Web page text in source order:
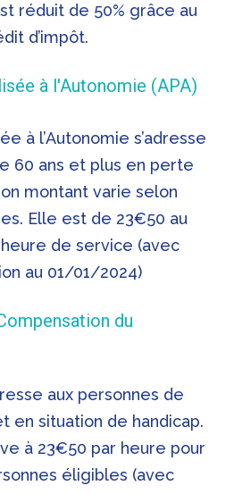
réduit de 50% grâce au
d’impôt.
à l'Autonomie (APA)
à l’Autonomie s’adresse
60 ans et plus en perte
montant varie selon
Elle est de 23€50 au
de service (avec
au 01/01/2024)
du
aux personnes de
en situation de handicap.
à 23€50 par heure pour
éligibles (avec